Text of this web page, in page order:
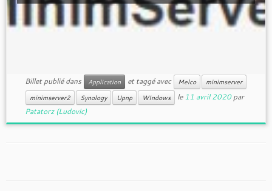
Billet publié dans Application et taggé avec Melco
minimserver
minimserver2
Synology Upnp WIndows le11 avril 2020 par
Patatorz (Ludovic)